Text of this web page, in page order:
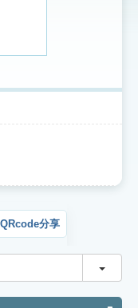
QRcode分享
切換